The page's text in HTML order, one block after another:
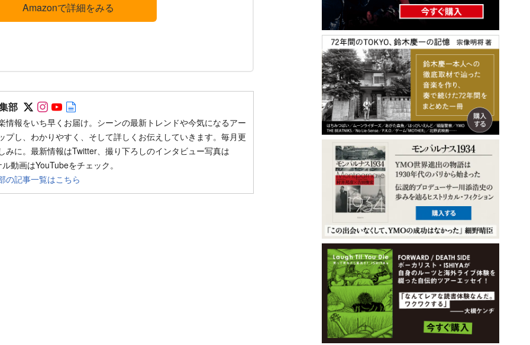
Amazonで詳細をみる
部 Follow on SNS
Follow on SNS
Follow on SNS
情報をいち早くお届け。シーンの最新トレンドや今気になるアー
プし、わかりやすく、そして詳しくお伝えしていきます。毎月更
みに。最新情報はTwitter、撮り下ろしのインタビュー写真は
動画はYouTubeをチェック。
の記事一覧はこちら